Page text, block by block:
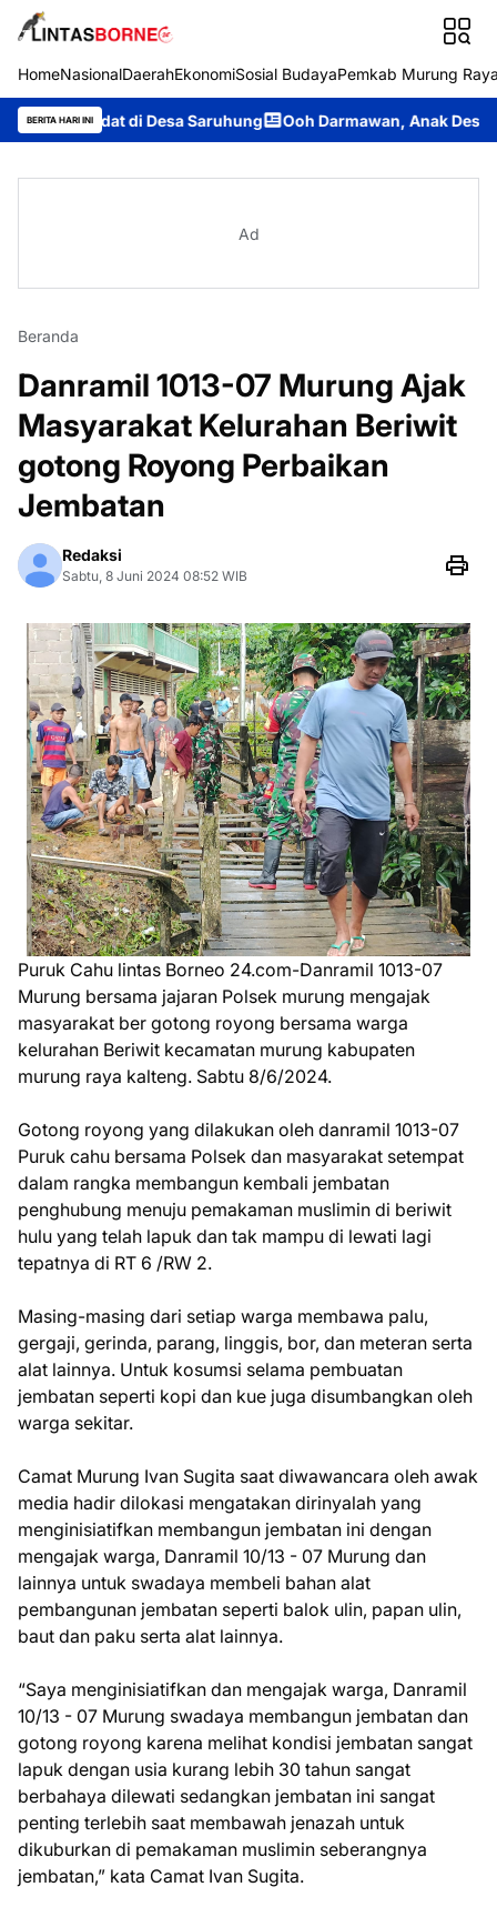
HomeNasionalDaerahEkonomiSosial BudayaPemkab Murung
BERITA HARI INI
di Desa Saruhung Ooh Darmawan, Anak Desa Ajang yang
Ad
Beranda
Danramil 1013-07 Murung Ajak
Masyarakat Kelurahan Beriwit
gotong Royong Perbaikan
Jembatan
Redaksi
Sabtu, 8 Juni 2024 08:52 WIB
Puruk Cahu lintas Borneo 24.com-Danramil 1013-07
Murung bersama jajaran Polsek murung mengajak
masyarakat ber gotong royong bersama warga
kelurahan Beriwit kecamatan murung kabupaten
murung raya kalteng. Sabtu 8/6/2024.
Gotong royong yang dilakukan oleh danramil 1013-07
Puruk cahu bersama Polsek dan masyarakat setempat
dalam rangka membangun kembali jembatan
penghubung menuju pemakaman muslimin di beriwit
hulu yang telah lapuk dan tak mampu di lewati lagi
tepatnya di RT 6 /RW 2.
Masing-masing dari setiap warga membawa palu,
gergaji, gerinda, parang, linggis, bor, dan meteran serta
alat lainnya. Untuk kosumsi selama pembuatan
jembatan seperti kopi dan kue juga disumbangkan oleh
warga sekitar.
Camat Murung Ivan Sugita saat diwawancara oleh awak
media hadir dilokasi mengatakan dirinyalah yang
menginisiatifkan membangun jembatan ini dengan
mengajak warga, Danramil 10/13 - 07 Murung dan
lainnya untuk swadaya membeli bahan alat
pembangunan jembatan seperti balok ulin, papan ulin,
baut dan paku serta alat lainnya.
“Saya menginisiatifkan dan mengajak warga, Danramil
10/13 - 07 Murung swadaya membangun jembatan dan
gotong royong karena melihat kondisi jembatan sangat
lapuk dengan usia kurang lebih 30 tahun sangat
berbahaya dilewati sedangkan jembatan ini sangat
penting terlebih saat membawah jenazah untuk
dikuburkan di pemakaman muslimin seberangnya
jembatan,” kata Camat Ivan Sugita.